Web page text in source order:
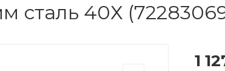
сталь 40Х
1